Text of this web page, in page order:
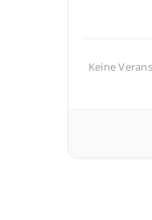
Keine